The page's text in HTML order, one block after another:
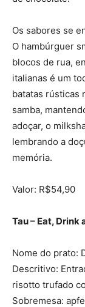
Os sabores se
O hambúrguer
blocos de rua,
italianas é um
batatas rústicas
samba,
adoçar, o
lembrando a
memória.
Valor: R$54,90
Tau – Eat, Drink
Nome do prato:
Descritivo:
risotto trufado
Sobremesa: